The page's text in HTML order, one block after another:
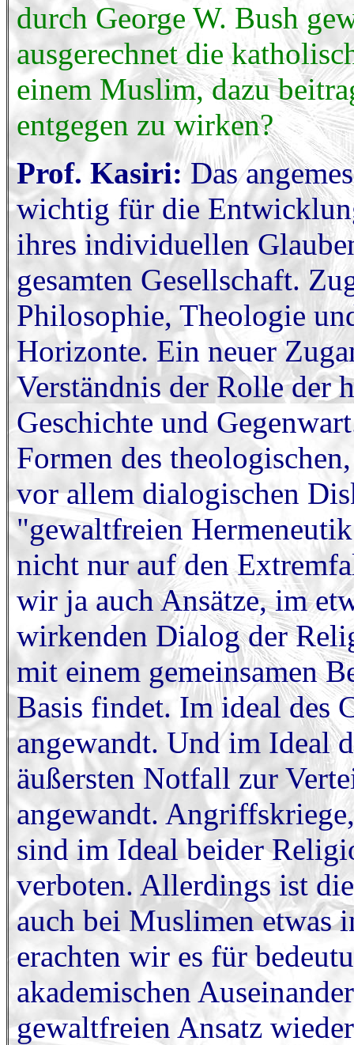
durch George W. Bush
ausgerechnet die
einem Muslim, dazu
entgegen zu wirken?
Prof. Kasiri:Das
wichtig für die
ihres individuellen
gesamten Gesellschaft.
Philosophie, Theologie
Horizonte. Ein neuer
Verständnis der Rolle der
Geschichte und
Formen des
vor allem dialogischen
"gewaltfreien
nicht nur auf den
wir ja auch Ansätze, im
wirkenden Dialog der
mit einem gemeinsamen
Basis findet. Im ideal des
angewandt. Und im Ideal
äußersten Notfall zur
angewandt.
sind im Ideal beider
verboten. Allerdings ist
auch bei Muslimen etwas
erachten wir es für
akademischen
gewaltfreien Ansatz